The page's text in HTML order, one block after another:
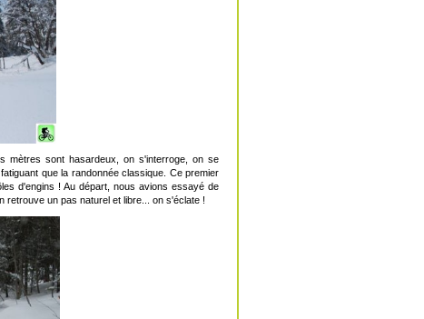
mètres sont hasardeux, on s'interroge, on se
que la randonnée classique. Ce premier
d'engins ! Au départ, nous avions essayé de
retrouve un pas naturel et libre... on s'éclate !